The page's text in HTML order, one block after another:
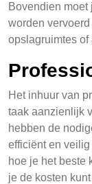
Bovendien moet
worden
opslagruimtes
Het inhuur van
taak aanzienlijk
hebben de
efficiënt en
hoe je het beste
je de kosten